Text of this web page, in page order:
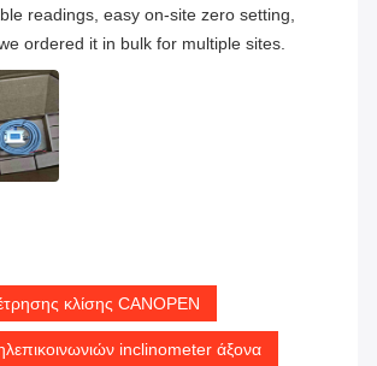
readings, easy on-site zero setting,
ordered it in bulk for multiple sites.
κλίσης CANOPEN
inclinometer άξονα